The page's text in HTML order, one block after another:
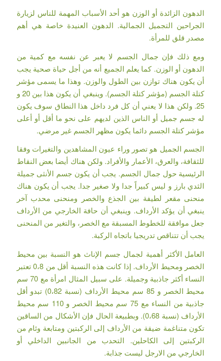
الدهون الزائدة أو الوزن هو أحد الأسباب المهمة للناس لزيارة
الجراحين التجميل الجمالية. الدهون العنيدة خاصة هي أهم
مصدر قلق للمرأة.
ومع ذلك فإن جمال الجسم لا يعبر عن نفسه مع كمية من
الدهون أو الوزن. كما يعلم الجميع أنه من أجل حياة صحية يجب
أن يكون هناك توازن بين الطول والوزن. وهذا ما يسمى مؤشر
كتلة الجسم (مؤشر كتلة الجسم). وينبغي أن يكون هذا بين 20 و
25. ولكن هذا لا يعني أن كل فرد داخل هذا النطاق سوف يكون
له جسم جميل أو الناس الذين لديهم على نحو ما أقل أو أعلى
مؤشر كتلة الجسم دائما يكون مظهر الجسم غير مرضي.
الجسم الجميل هو تصور وراء عيون المشاهدين والتغيرات وفقا
للثقافة، والعرق، الأعمار والأفراد. ولكن هناك أيضا بعض النقاط
الرئيسية حول جمال الجسم. يجب أن يكون جسم الأنثى جميلة
الثدي بارز و ليس كبيراً جدا ولا صغير جدا. يجب أن يكون هناك
منحنى مقعر لطيفة بين الجذع والخصر ومنحنى محدب آخر
ينبغي أن يؤكد الأرداف. وينبغي أن حافة الخارجي من الأرداف
جعل موافقة للخطوط المسبقة مع الخصر، والتغير من المنحنى
يجب أن تتناقص تدريجيا باتجاه الركبة.
العامل الأكثر أهمية لجمال جسم الإناث هو النسبة بين محيط
الخصر ومحيط الأرداف. إذا كانت هذه النسبة أقل من 0،8 تعتبر
النساء أكثر جاذبية وجميلة. على سبيل المثال امرأة مع 70 سم
محيط الخصر و 85 سم محيط الأرداف (نسبة 0،82) تبدو أقل
جاذبية من النساء مع 75 سم محيط الخصر و 110 سم محيط
الأرداف (نسبة 0،68). وبطبيعة الحال فإن الأشكال من الساقين
تكون متناغمة ضيقة من الأرداف إلى الركبتين ومتابعة وئام من
الركبتين إلى الكاحلين. التحدب من الجانبين الداخلي أو
الخارجي من الارجل ليست جذابة.